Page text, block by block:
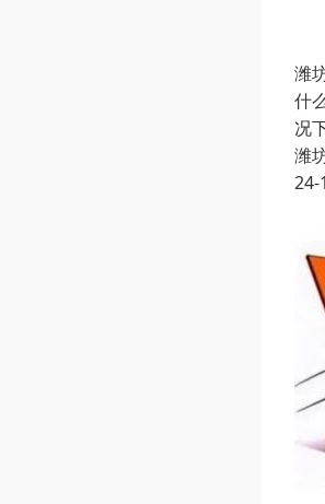
潍
什
况
潍
24-